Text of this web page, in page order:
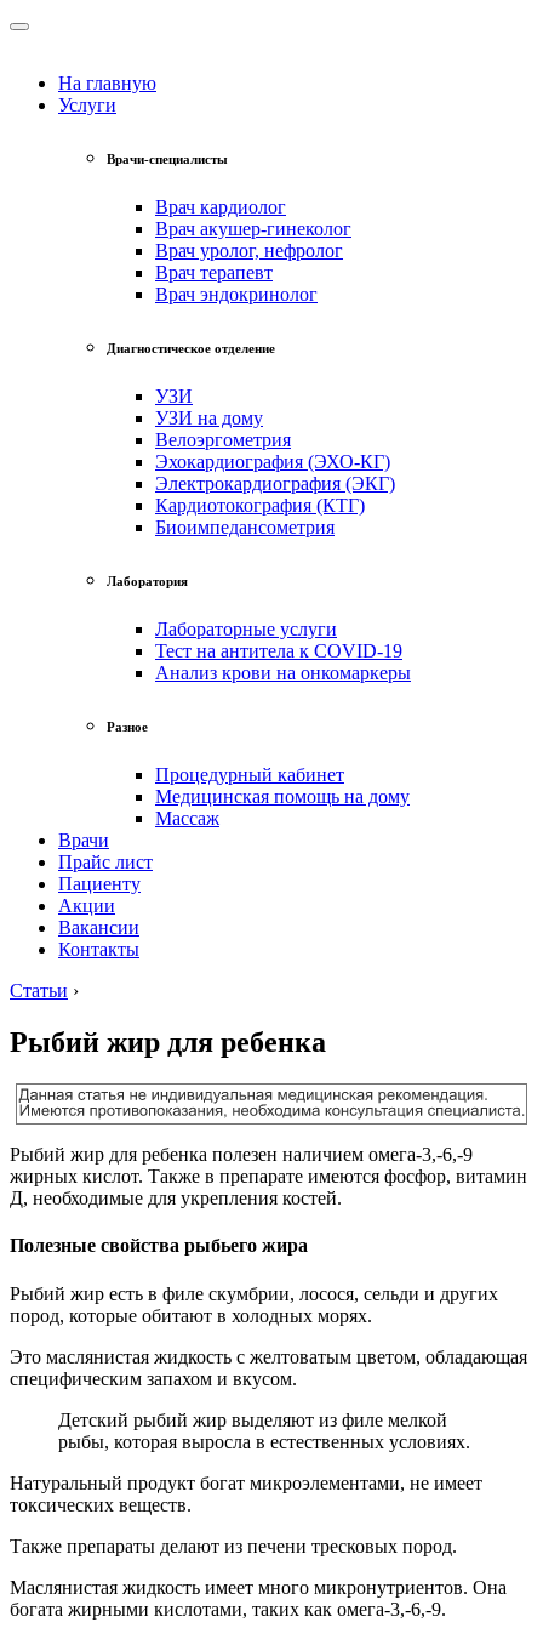
На главную
Услуги
Врачи-специалисты
Врач кардиолог
Врач акушер-гинеколог
Врач уролог, нефролог
Врач терапевт
Врач эндокринолог
Диагностическое отделение
УЗИ
УЗИ на дому
Велоэргометрия
Эхокардиография (ЭХО-КГ)
Электрокардиография (ЭКГ)
Кардиотокография (КТГ)
Биоимпедансометрия
Лаборатория
Лабораторные услуги
Тест на антитела к COVID-19
Анализ крови на онкомаркеры
Разное
Процедурный кабинет
Медицинская помощь на дому
Массаж
Врачи
Прайс лист
Пациенту
Акции
Вакансии
Контакты
Статьи ›
Рыбий жир для ребенка
Рыбий жир для ребенка полезен наличием омега-3,-6,-9
жирных кислот. Также в препарате имеются фосфор, витамин
Д, необходимые для укрепления костей.
Полезные свойства рыбьего жира
Рыбий жир есть в филе скумбрии, лосося, сельди и других
пород, которые обитают в холодных морях.
Это маслянистая жидкость с желтоватым цветом, обладающая
специфическим запахом и вкусом.
Детский рыбий жир выделяют из филе мелкой
рыбы, которая выросла в естественных условиях.
Натуральный продукт богат микроэлементами, не имеет
токсических веществ.
Также препараты делают из печени тресковых пород.
Маслянистая жидкость имеет много микронутриентов. Она
богата жирными кислотами, таких как омега-3,-6,-9.